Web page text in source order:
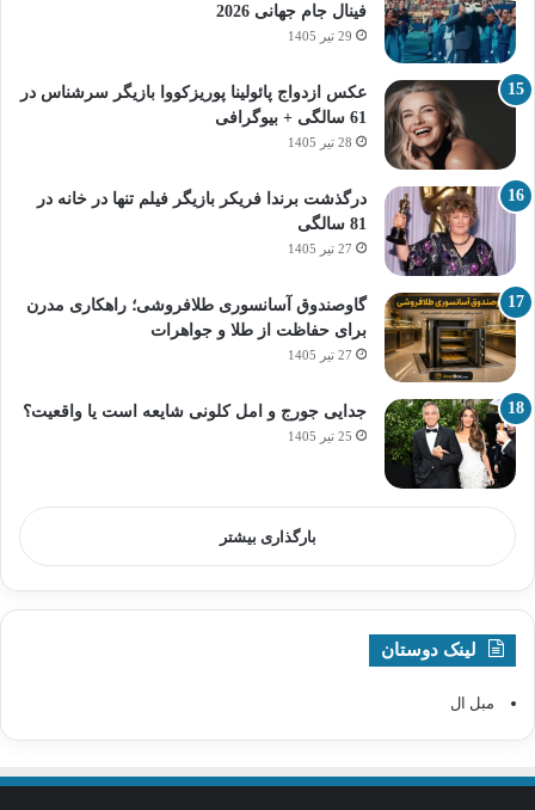
فینال جام جهانی 2026
29 تیر 1405
عکس ازدواج پائولینا پوریزکووا بازیگر سرشناس در
61 سالگی + بیوگرافی
28 تیر 1405
درگذشت برندا فریکر بازیگر فیلم تنها در خانه در
81 سالگی
27 تیر 1405
گاوصندوق آسانسوری طلافروشی؛ راهکاری مدرن
برای حفاظت از طلا و جواهرات
27 تیر 1405
جدایی جورج و امل کلونی شایعه است یا واقعیت؟
25 تیر 1405
بارگذاری بیشتر
لینک دوستان
مبل ال